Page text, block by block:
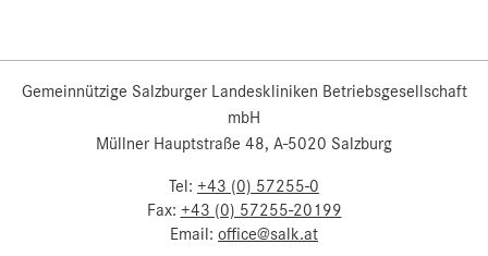
Gemeinnützige Salzburger Landeskliniken Betriebsgesellschaft
mbH
Müllner Hauptstraße 48, A-5020 Salzburg
Tel: +43 (0) 57255-0
Fax: +43 (0) 57255-20199
Email: office@salk.at